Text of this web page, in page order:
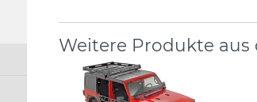
Weitere Produkte aus